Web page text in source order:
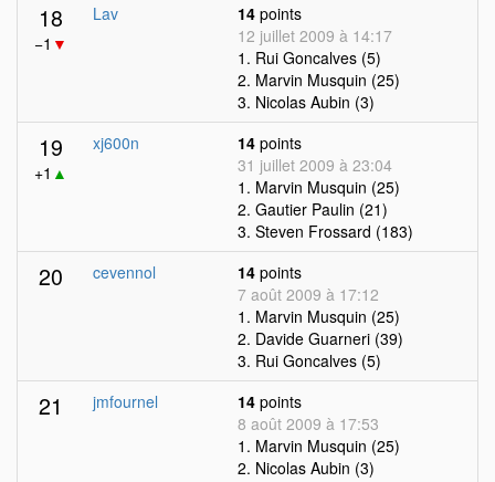
18
−1 ▼
Lav 14 points
12 juillet 2009 à 14:17
1. Rui Goncalves (5)
2. Marvin Musquin (25)
3. Nicolas Aubin (3)
19
+1 ▲
xj600n 14 points
31 juillet 2009 à 23:04
1. Marvin Musquin (25)
2. Gautier Paulin (21)
3. Steven Frossard (183)
20 cevennol 14 points
7 août 2009 à 17:12
1. Marvin Musquin (25)
2. Davide Guarneri (39)
3. Rui Goncalves (5)
21 jmfournel 14 points
8 août 2009 à 17:53
1. Marvin Musquin (25)
2. Nicolas Aubin (3)